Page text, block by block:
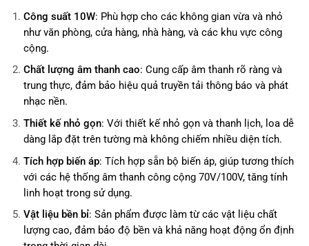
Công suất 10W: Phù hợp cho các không gian vừa và nhỏ
như văn phòng, cửa hàng, nhà hàng, và các khu vực công
cộng.
Chất lượng âm thanh cao: Cung cấp âm thanh rõ ràng và
trung thực, đảm bảo hiệu quả truyền tải thông báo và phát
nhạc nền.
Thiết kế nhỏ gọn: Với thiết kế nhỏ gọn và thanh lịch, loa dễ
dàng lắp đặt trên tường mà không chiếm nhiều diện tích.
Tích hợp biến áp: Tích hợp sẵn bộ biến áp, giúp tương thích
với các hệ thống âm thanh công cộng 70V/100V, tăng tính
linh hoạt trong sử dụng.
Vật liệu bền bỉ: Sản phẩm được làm từ các vật liệu chất
lượng cao, đảm bảo độ bền và khả năng hoạt động ổn định